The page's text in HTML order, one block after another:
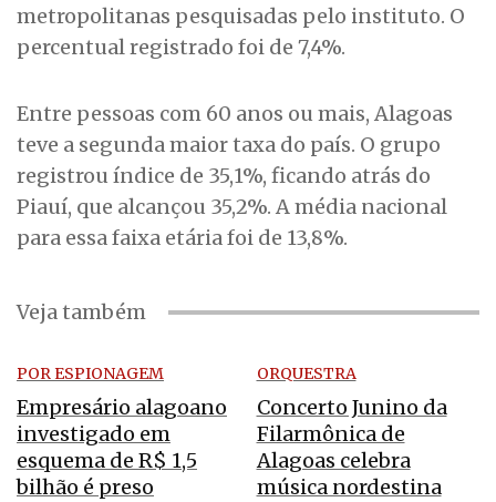
metropolitanas pesquisadas pelo instituto. O
percentual registrado foi de 7,4%.
Entre pessoas com 60 anos ou mais, Alagoas
teve a segunda maior taxa do país. O grupo
registrou índice de 35,1%, ficando atrás do
Piauí, que alcançou 35,2%. A média nacional
para essa faixa etária foi de 13,8%.
Veja também
POR ESPIONAGEM
Empresário alagoano
investigado em
esquema de R$ 1,5
bilhão é preso
ORQUESTRA
Concerto Junino da
Filarmônica de
Alagoas celebra
música nordestina